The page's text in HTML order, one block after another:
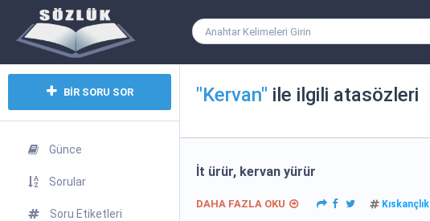
BİR SORU SOR
Günce
Sorular
Soru Etiketleri
"Kervan" ile ilgili atasözleri
İt ürür, kervan yürür
DAHA FAZLA OKU Kıskançlık